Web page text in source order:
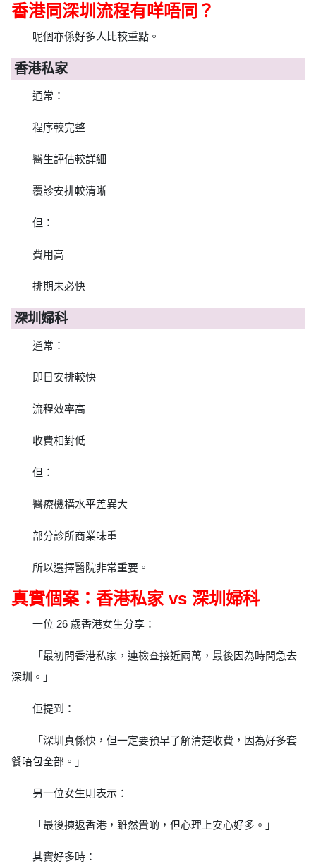
香港同深圳流程有咩唔同？
呢個亦係好多人比較重點。
香港私家
通常：
程序較完整
醫生評估較詳細
覆診安排較清晰
但：
費用高
排期未必快
深圳婦科
通常：
即日安排較快
流程效率高
收費相對低
但：
醫療機構水平差異大
部分診所商業味重
所以選擇醫院非常重要。
真實個案：香港私家 vs 深圳婦科
一位 26 歲香港女生分享：
「最初問香港私家，連檢查接近兩萬，最後因為時間急去
深圳。」
佢提到：
「深圳真係快，但一定要預早了解清楚收費，因為好多套
餐唔包全部。」
另一位女生則表示：
「最後揀返香港，雖然貴啲，但心理上安心好多。」
其實好多時：